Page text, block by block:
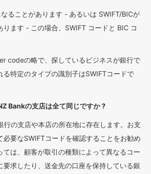
ることがあります - あるいは SWIFT/BICが
ります - この場合、SWIFT コードと BIC コ
codeの略で、探しているビジネスが銀行で
る特定のタイプの識別子はSWIFTコードで
Bankの支店は全て同じですか ?
行の支店や本店の所在地に存在します。お支
必要なSWIFTコードを確認することをお勧め
ては、顧客が取引の種類によって異なるコー
要求したり、送金先の口座を保持している銀